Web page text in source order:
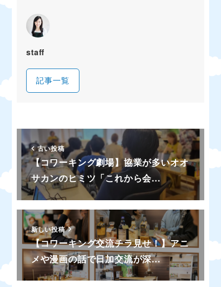
staff
記事一覧
古い投稿
【コワーキング劇場】協業が多いオオ
サカンのヒミツ「これから会…
新しい投稿
【コワーキング交流チラ見せ！】アニ
メや漫画の話で日加交流が深…